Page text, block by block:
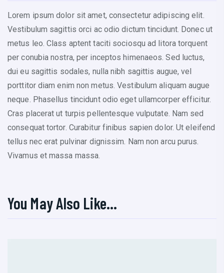
n
i
Lorem ipsum dolor sit amet, consectetur adipiscing elit.
Vestibulum sagittis orci ac odio dictum tincidunt. Donec ut
metus leo. Class aptent taciti sociosqu ad litora torquent
per conubia nostra, per inceptos himenaeos. Sed luctus,
dui eu sagittis sodales, nulla nibh sagittis augue, vel
porttitor diam enim non metus. Vestibulum aliquam augue
neque. Phasellus tincidunt odio eget ullamcorper efficitur.
Cras placerat ut turpis pellentesque vulputate. Nam sed
consequat tortor. Curabitur finibus sapien dolor. Ut eleifend
tellus nec erat pulvinar dignissim. Nam non arcu purus.
Vivamus et massa massa.
You May Also Like…